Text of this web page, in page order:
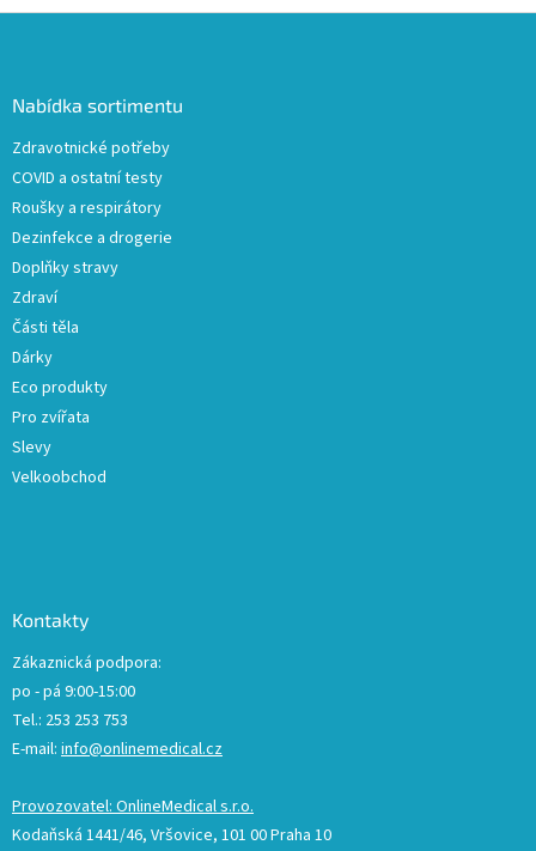
Nabídka sortimentu
Zdravotnické potřeby
COVID a ostatní testy
Roušky a respirátory
Dezinfekce a drogerie
Doplňky stravy
Zdraví
Části těla
Dárky
Eco produkty
Pro zvířata
Slevy
Velkoobchod
Kontakty
Zákaznická podpora:
po - pá 9:00-15:00
Tel.: 253 253 753
E-mail: info@onlinemedical.cz
Provozovatel: OnlineMedical s.r.o.
Kodaňská 1441/46, Vršovice, 101 00 Praha 10